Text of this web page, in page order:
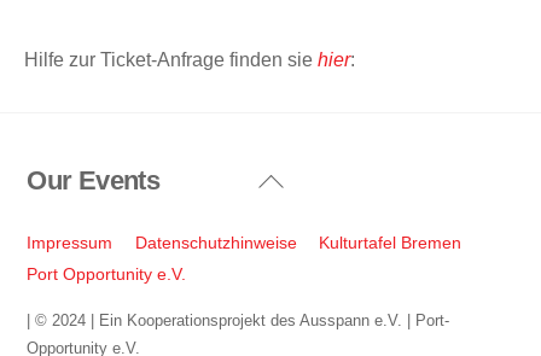
Hilfe zur Ticket-Anfrage finden sie hier:
Back
Top
Our Events
Impressum Datenschutzhinweise
Kulturtafel Bremen
Port Opportunity e.V.
| © 2024 | Ein Kooperationsprojekt des Ausspann e.V. | Port-
Opportunity e.V.